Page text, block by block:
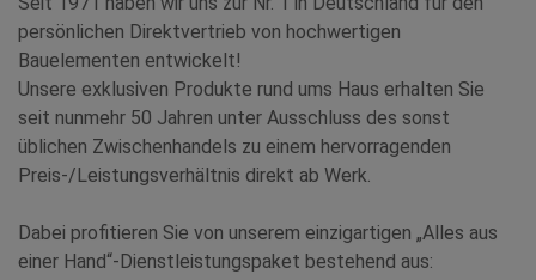
persönlichen Direktvertrieb von hochwertigen
Bauelementen entwickelt!
Unsere exklusiven Produkte rund ums Haus erhalten Sie
seit nunmehr 50 Jahren unter Ausschluss des sonst
üblichen Zwischenhandels zu einem hervorragenden
Preis-/Leistungsverhältnis direkt ab Werk.
Dabei profitieren Sie von unserem einzigartigen „Alles aus
einer Hand“-Dienstleistungspaket bestehend aus: